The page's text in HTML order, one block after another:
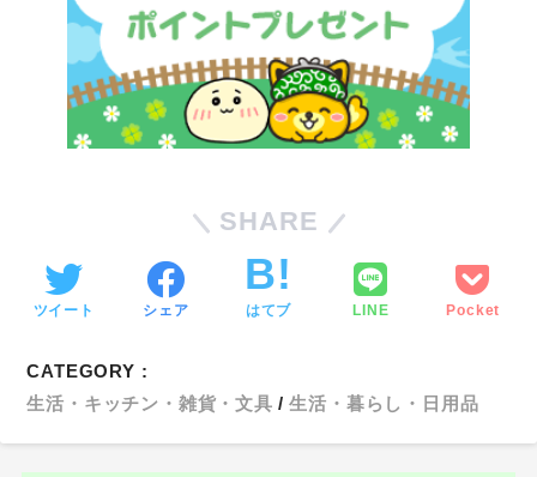
SHARE
ツイート シェア はてブ LINE Pocket
CATEGORY :
生活・キッチン・雑貨・文具
生活・暮らし・日用品